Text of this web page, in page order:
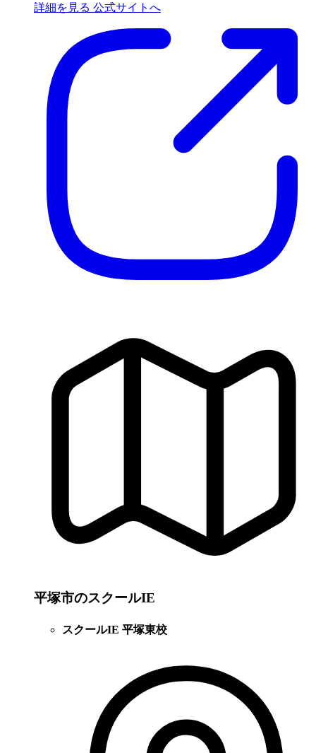
詳細を見る 公式サイトへ
平塚市のスクールIE
スクールIE 平塚東校